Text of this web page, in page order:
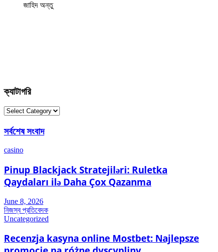
জাহিদ অন্তু
ক্যাটাগরি
ক্যাটাগরি
সর্বশেষ সংবাদ
casino
Pinup Blackjack Stratejiləri: Ruletka
Qaydaları ilə Daha Çox Qazanma
June 8, 2026
নিজস্ব প্রতিবেদক
Uncategorized
Recenzja kasyna online Mostbet: Najlepsze